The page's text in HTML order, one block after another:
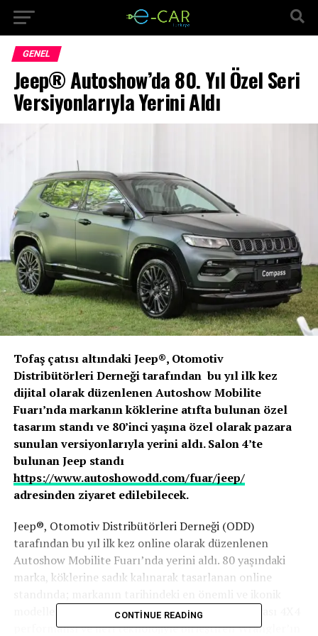
GENEL
Jeep® Autoshow’da 80. Yıl Özel Seri
Versiyonlarıyla Yerini Aldı
Tofaş çatısı altındaki Jeep®, Otomotiv
Distribütörleri Derneği tarafından bu yıl ilk kez
dijital olarak düzenlenen Autoshow Mobilite
Fuarı’nda markanın köklerine atıfta bulunan özel
tasarım standı ve 80’inci yaşına özel olarak pazara
sunulan versiyonlarıyla yerini aldı. Salon 4’te
bulunan Jeep standı
https://www.autoshowodd.com/fuar/jeep/
adresinden ziyaret edilebilecek.
Jeep®, Otomotiv Distribütörleri Derneği (ODD)
tarafından bu yıl ilk kez online olarak düzenlenen
Autoshow Mobilite Fuarı’nda yerini aldı. 80 yaşındaki
marka, köklerine sadık kalınarak tasarlanan online
modellerinen biri olan; Willys’den devraldığı mirası 4X4
performansı ve ileri teknolojiyle birleştiren Wrangler’ın
CONTINUE READING